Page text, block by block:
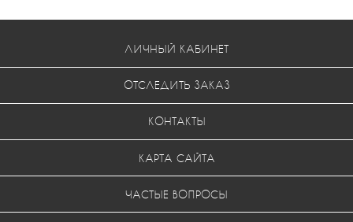
ЛИЧНЫЙ КАБИНЕТ
ОТСЛЕДИТЬ ЗАКАЗ
КОНТАКТЫ
КАРТА САЙТА
ЧАСТЫЕ ВОПРОСЫ